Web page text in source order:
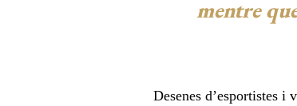
mentre
Desenes d’esportistes i